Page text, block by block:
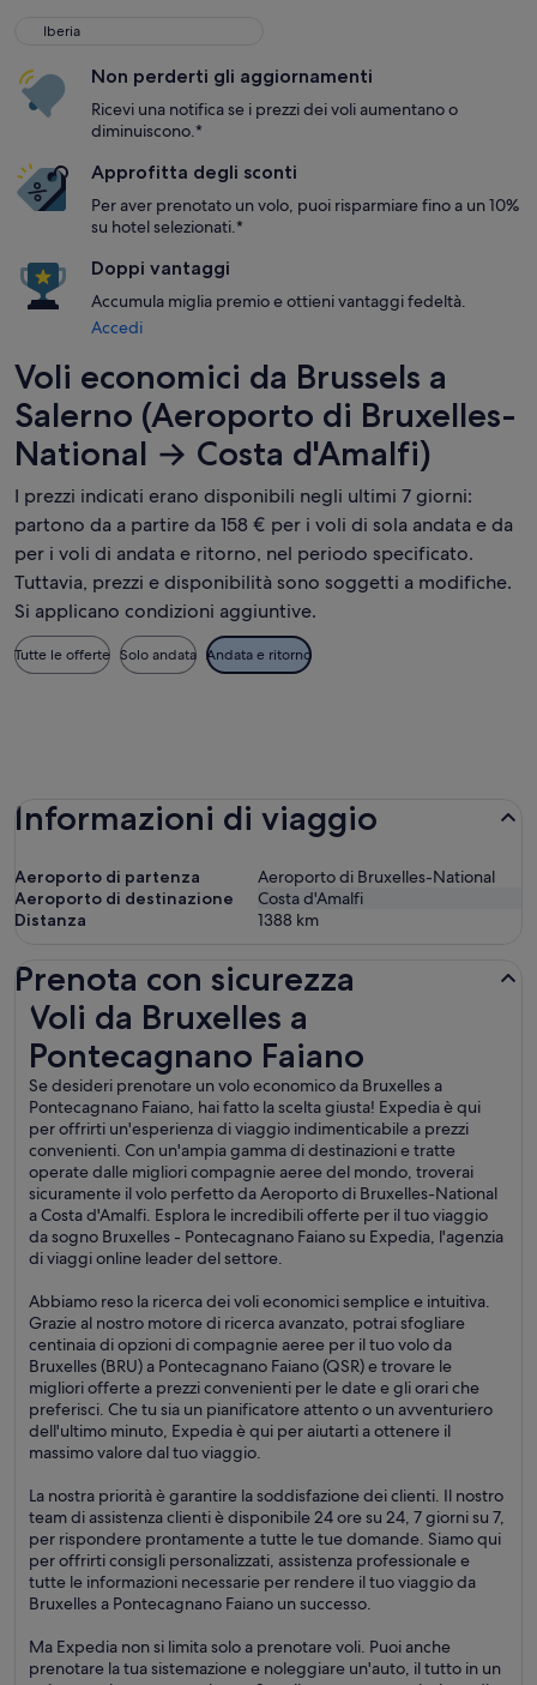
Iberia
Iberia
Non perderti gli aggiornamenti
Ricevi una notifica se i prezzi dei voli aumentano o
diminuiscono.*
Approfitta degli sconti
Per aver prenotato un volo, puoi risparmiare fino a un 10%
su hotel selezionati.*
Doppi vantaggi
Accumula miglia premio e ottieni vantaggi fedeltà.
Accedi
Voli economici da Brussels a
Salerno (Aeroporto di Bruxelles-
National → Costa d'Amalfi)
I prezzi indicati erano disponibili negli ultimi 7 giorni:
partono da a partire da 158 € per i voli di sola andata e da
per i voli di andata e ritorno, nel periodo specificato.
Tuttavia, prezzi e disponibilità sono soggetti a modifiche.
Si applicano condizioni aggiuntive.
Tutte le offerte Solo andata Andata e ritorno
Informazioni di viaggio
Aeroporto di partenza
Aeroporto di Bruxelles-National
Aeroporto di destinazione
Costa d'Amalfi
Distanza
1388 km
Prenota con sicurezza
Voli da Bruxelles a
Pontecagnano Faiano
Se desideri prenotare un volo economico da Bruxelles a
Pontecagnano Faiano, hai fatto la scelta giusta! Expedia è qui
per offrirti un'esperienza di viaggio indimenticabile a prezzi
convenienti. Con un'ampia gamma di destinazioni e tratte
operate dalle migliori compagnie aeree del mondo, troverai
sicuramente il volo perfetto da Aeroporto di Bruxelles-National
a Costa d'Amalfi. Esplora le incredibili offerte per il tuo viaggio
da sogno Bruxelles - Pontecagnano Faiano su Expedia, l'agenzia
di viaggi online leader del settore.
Abbiamo reso la ricerca dei voli economici semplice e intuitiva.
Grazie al nostro motore di ricerca avanzato, potrai sfogliare
centinaia di opzioni di compagnie aeree per il tuo volo da
Bruxelles (BRU) a Pontecagnano Faiano (QSR) e trovare le
migliori offerte a prezzi convenienti per le date e gli orari che
preferisci. Che tu sia un pianificatore attento o un avventuriero
dell'ultimo minuto, Expedia è qui per aiutarti a ottenere il
massimo valore dal tuo viaggio.
La nostra priorità è garantire la soddisfazione dei clienti. Il nostro
team di assistenza clienti è disponibile 24 ore su 24, 7 giorni su 7,
per rispondere prontamente a tutte le tue domande. Siamo qui
per offrirti consigli personalizzati, assistenza professionale e
tutte le informazioni necessarie per rendere il tuo viaggio da
Bruxelles a Pontecagnano Faiano un successo.
Ma Expedia non si limita solo a prenotare voli. Puoi anche
prenotare la tua sistemazione e noleggiare un'auto, il tutto in un
Voli da Bruxelles a Pontecagnano Faiano